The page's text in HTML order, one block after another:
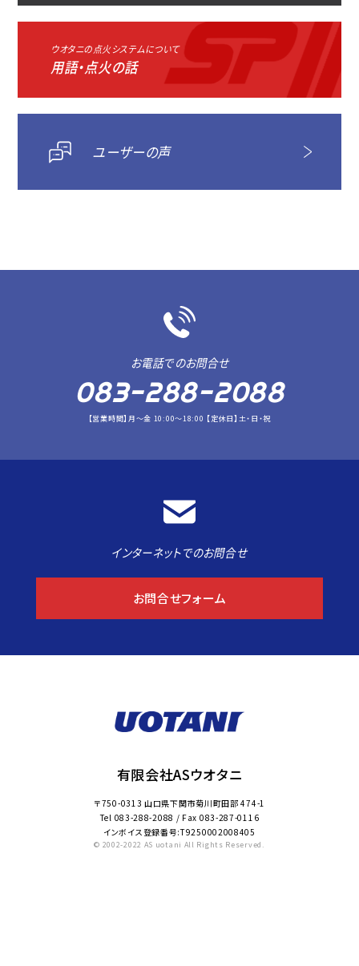
ウオタニの点火システムについて
用語・点火の話
ユーザーの声
お電話でのお問合せ
083-288-2088
【営業時間】月～金 10:00～18:00 【定休日】土・日・祝
インターネットでのお問合せ
お問合せフォーム
有限会社ASウオタニ
〒750-0313 山口県下関市菊川町田部 474-1
Tel 083-288-2088 / Fax 083-287-0116
インボイス登録番号:T9250002008405
© 2002-2022 AS uotani All Rights Reserved.